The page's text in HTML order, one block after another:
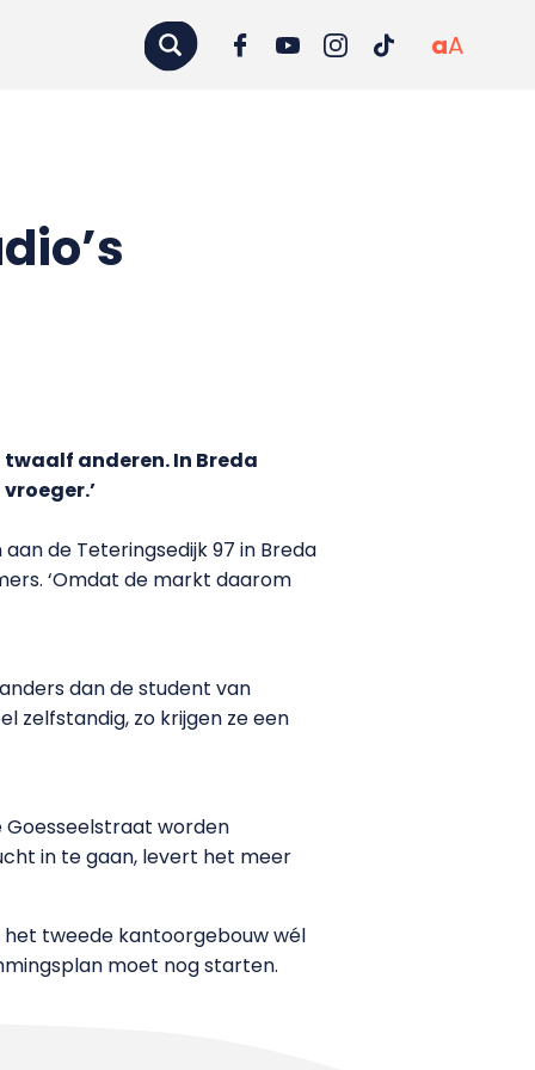
aA
anderen. In Breda
de Teteringsedijk 97 in Breda
‘Omdat de markt daarom
dan de student van
zelfstandig, zo krijgen ze een
worden
in te gaan, levert het meer
tweede kantoorgebouw wél
moet nog starten.